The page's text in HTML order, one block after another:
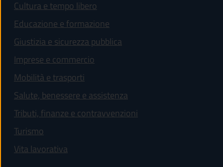
Cultura e tempo libero
Educazione e formazione
Giustizia e sicurezza pubblica
Imprese e commercio
Mobilità e trasporti
Salute, benessere e assistenza
Tributi, finanze e contravvenzioni
Turismo
Vita lavorativa